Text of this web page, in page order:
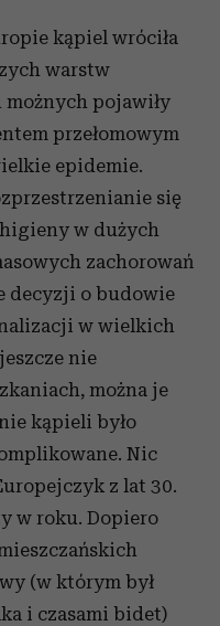
kąpiel wróciła
warstw
możnych pojawiły
przełomowym
epidemie.
się
w dużych
zachorowań
decyzji o budowie
w wielkich
nie
można je
kąpieli było
Nic
z lat 30.
w roku. Dopiero
(w którym był
i czasami bidet)